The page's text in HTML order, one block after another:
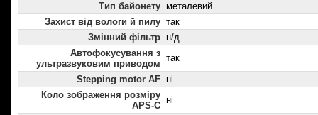
Тип байонету металевий
Захист від вологи й пилу так
Змінний фільтр н/д
Автофокусування з
ультразвуковим приводом
так
Stepping motor AF ні
Коло зображення розміру
APS-C
ні